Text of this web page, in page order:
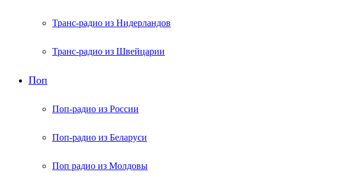
Транс-радио из Нидерландов
Транс-радио из Швейцарии
Поп
Поп-радио из России
Поп-радио из Беларуси
Поп радио из Молдовы